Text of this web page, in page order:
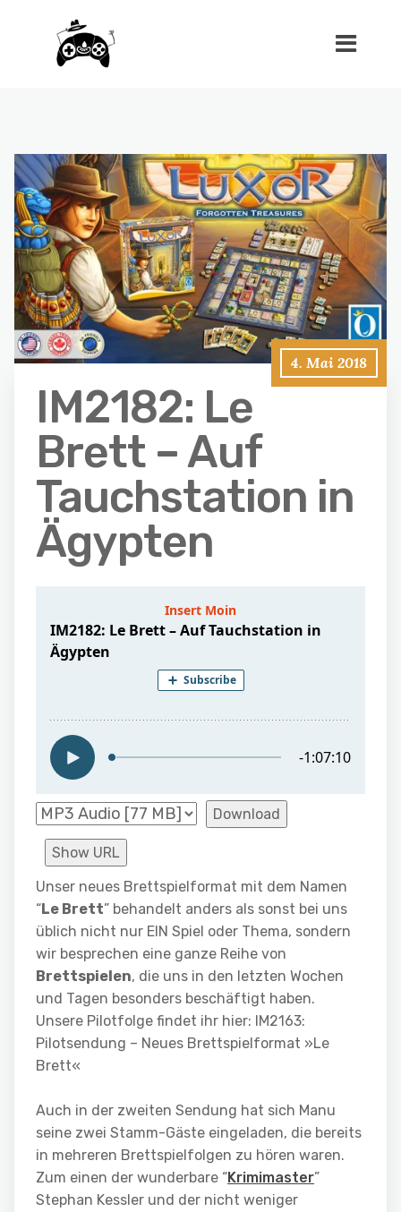
4. Mai 2018
IM2182: Le
Brett – Auf
Tauchstation in
Ägypten
Download
Show URL
Unser neues Brettspielformat mit dem Namen
“Le Brett” behandelt anders als sonst bei uns
üblich nicht nur EIN Spiel oder Thema, sondern
wir besprechen eine ganze Reihe von
Brettspielen, die uns in den letzten Wochen
und Tagen besonders beschäftigt haben.
Unsere Pilotfolge findet ihr hier: IM2163:
Pilotsendung – Neues Brettspielformat »Le
Brett«
Auch in der zweiten Sendung hat sich Manu
seine zwei Stamm-Gäste eingeladen, die bereits
in mehreren Brettspielfolgen zu hören waren.
Zum einen der wunderbare “Krimimaster”
Stephan Kessler und der nicht weniger